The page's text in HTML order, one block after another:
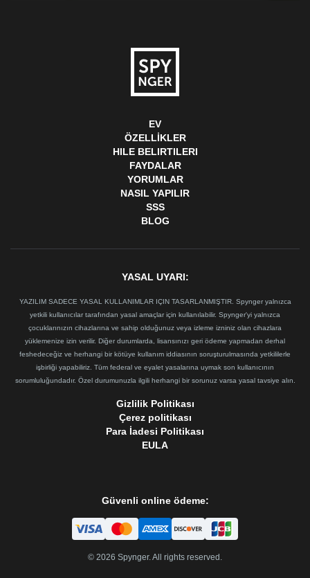
EV
ÖZELLIKLER
HILE BELIRTILERI
FAYDALAR
YORUMLAR
NASIL YAPILIR
SSS
BLOG
YASAL UYARI:
YAZILIM SADECE YASAL KULLANIMLAR IÇIN TASARLANMIŞTIR. Spynger yalnızca
yetkili kullanıcılar tarafından yasal amaçlar için kullanılabilir. Spynger'yi yalnızca
çocuklarınızın cihazlarına ve sahip olduğunuz veya izleme izniniz olan cihazlara
yüklemenize izin verilir. Diğer durumlarda, lisansınızı geri ödeme yapmadan derhal
feshedeceğiz ve herhangi bir kötüye kullanım iddiasının soruşturulmasında yetkililerle
işbirliği yapabiliriz. Tüm federal ve eyalet yasalarına uymak son kullanıcının
sorumluluğundadır. Özel durumunuzla ilgili herhangi bir sorunuz varsa yasal tavsiye alın.
Gizlilik Politikası
Çerez politikası
Para İadesi Politikası
EULA
Güvenli online ödeme:
© 2026 Spynger. All rights reserved.